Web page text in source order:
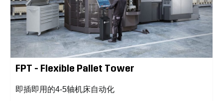
FPT - Flexible Pallet Tower
即插即用的4-5轴机床自动化